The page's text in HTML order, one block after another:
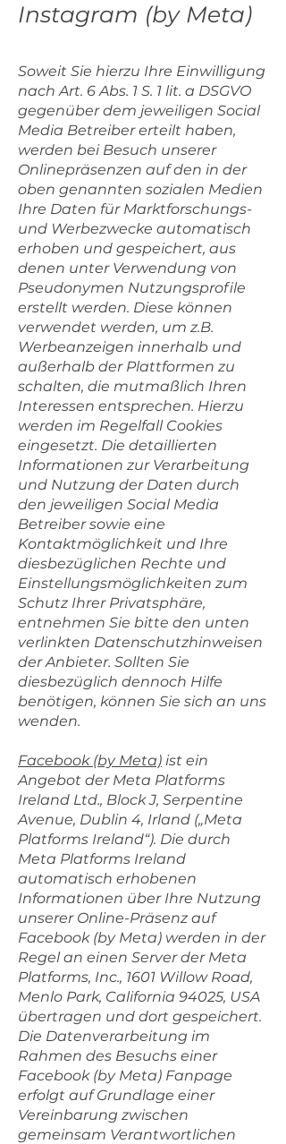
Instagram (by Meta)
Soweit Sie hierzu Ihre Einwilligung
nach Art. 6 Abs. 1 S. 1 lit. a DSGVO
gegenüber dem jeweiligen Social
Media Betreiber erteilt haben,
werden bei Besuch unserer
Onlinepräsenzen auf den in der
oben genannten sozialen Medien
Ihre Daten für Marktforschungs-
und Werbezwecke automatisch
erhoben und gespeichert, aus
denen unter Verwendung von
Pseudonymen Nutzungsprofile
erstellt werden. Diese können
verwendet werden, um z.B.
Werbeanzeigen innerhalb und
außerhalb der Plattformen zu
schalten, die mutmaßlich Ihren
Interessen entsprechen. Hierzu
werden im Regelfall Cookies
eingesetzt. Die detaillierten
Informationen zur Verarbeitung
und Nutzung der Daten durch
den jeweiligen Social Media
Betreiber sowie eine
Kontaktmöglichkeit und Ihre
diesbezüglichen Rechte und
Einstellungsmöglichkeiten zum
Schutz Ihrer Privatsphäre,
entnehmen Sie bitte den unten
verlinkten Datenschutzhinweisen
der Anbieter. Sollten Sie
diesbezüglich dennoch Hilfe
benötigen, können Sie sich an uns
wenden.
Facebook (by Meta) ist ein
Angebot der Meta Platforms
Ireland Ltd., Block J, Serpentine
Avenue, Dublin 4, Irland („Meta
Platforms Ireland“). Die durch
Meta Platforms Ireland
automatisch erhobenen
Informationen über Ihre Nutzung
unserer Online-Präsenz auf
Facebook (by Meta) werden in der
Regel an einen Server der Meta
Platforms, Inc., 1601 Willow Road,
Menlo Park, California 94025, USA
übertragen und dort gespeichert.
Die Datenverarbeitung im
Rahmen des Besuchs einer
Facebook (by Meta) Fanpage
erfolgt auf Grundlage einer
Vereinbarung zwischen
gemeinsam Verantwortlichen